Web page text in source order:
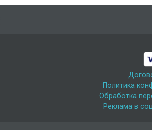
Политика
Обработка
Реклама в